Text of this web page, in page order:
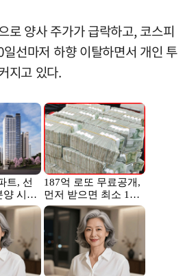
로 양사 주가가 급락하고, 코스피
선마저 하향 이탈하면서 개인 투
지고 있다.